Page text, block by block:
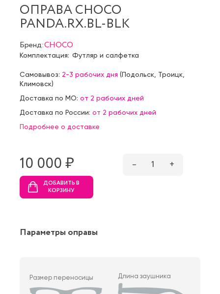
ОПРАВА CHOCO
PANDA.RX.BL-BLK
Бренд:CHOCO
Комплектация: Футляр и салфетка
Самовывоз: 2-3 рабочих дня (Подольск Троицк
Климовск)
Доставка по МО: от 2 рабочих дней
Доставка по России: от 2 рабочих дней
Подробнее о доставке
10 000 ₷ – 1 +
ДОБАВИТЬ В
КОРЗИНУ
Параметры оправы
Размер переносицы Длина заушника